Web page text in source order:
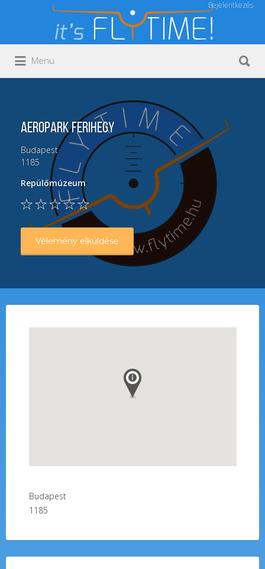
Bejelentkezés
Keresés:
Menu
Aeropark Ferihegy
Budapest
1185
Repülőmúzeum
Vélemény elküldése
Budapest
1185